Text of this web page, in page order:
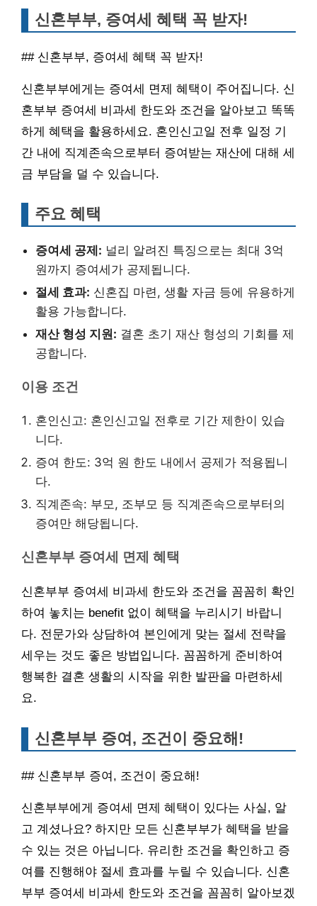
신혼부부, 증여세 혜택 꼭 받자!
## 신혼부부, 증여세 혜택 꼭 받자!
신혼부부에게는 증여세 면제 혜택이 주어집니다. 신
혼부부 증여세 비과세 한도와 조건을 알아보고 똑똑
하게 혜택을 활용하세요. 혼인신고일 전후 일정 기
간 내에 직계존속으로부터 증여받는 재산에 대해 세
금 부담을 덜 수 있습니다.
주요 혜택
증여세 공제: 널리 알려진 특징으로는 최대 3억
원까지 증여세가 공제됩니다.
절세 효과: 신혼집 마련, 생활 자금 등에 유용하게
활용 가능합니다.
재산 형성 지원: 결혼 초기 재산 형성의 기회를 제
공합니다.
이용 조건
혼인신고: 혼인신고일 전후로 기간 제한이 있습
니다.
증여 한도: 3억 원 한도 내에서 공제가 적용됩니
다.
직계존속: 부모, 조부모 등 직계존속으로부터의
증여만 해당됩니다.
신혼부부 증여세 면제 혜택
신혼부부 증여세 비과세 한도와 조건을 꼼꼼히 확인
하여 놓치는 benefit 없이 혜택을 누리시기 바랍니
다. 전문가와 상담하여 본인에게 맞는 절세 전략을
세우는 것도 좋은 방법입니다. 꼼꼼하게 준비하여
행복한 결혼 생활의 시작을 위한 발판을 마련하세
요.
신혼부부 증여, 조건이 중요해!
## 신혼부부 증여, 조건이 중요해!
신혼부부에게 증여세 면제 혜택이 있다는 사실, 알
고 계셨나요? 하지만 모든 신혼부부가 혜택을 받을
수 있는 것은 아닙니다. 유리한 조건을 확인하고 증
여를 진행해야 절세 효과를 누릴 수 있습니다. 신혼
부부 증여세 비과세 한도와 조건을 꼼꼼히 알아보겠